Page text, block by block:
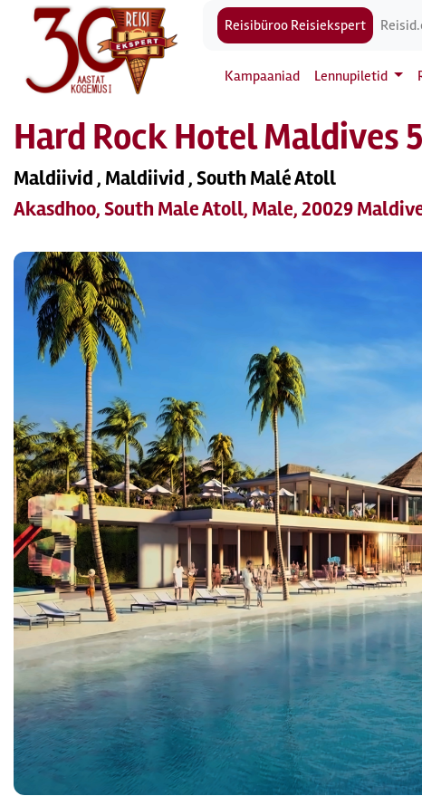
Reisibüroo Reisiekspert
Kampaaniad Lennupiletid
Hard Rock Hotel Maldives
Maldiivid , Maldiivid , South Malé Atoll
Akasdhoo, South Male Atoll, Male, 20029